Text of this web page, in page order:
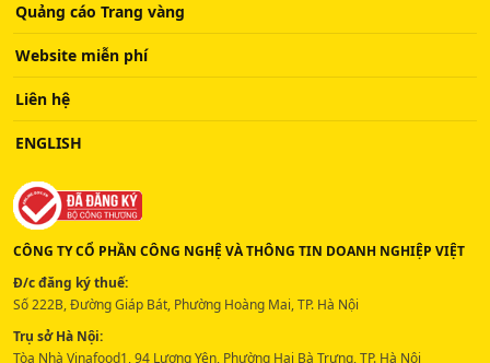
Quảng cáo Trang vàng
Website miễn phí
Liên hệ
ENGLISH
CÔNG TY CỔ PHẦN CÔNG NGHỆ VÀ THÔNG TIN DOANH NGHIỆP VIỆT
Đ/c đăng ký thuế:
Số 222B, Đường Giáp Bát, Phường Hoàng Mai, TP. Hà Nội
Trụ sở Hà Nội:
Tòa Nhà Vinafood1, 94 Lương Yên, Phường Hai Bà Trưng, TP. Hà Nội